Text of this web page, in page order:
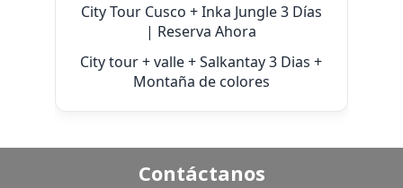
City Tour Cusco + Inka Jungle 3 Días
| Reserva Ahora
City tour + valle + Salkantay 3 Dias +
Montaña de colores
Contáctanos